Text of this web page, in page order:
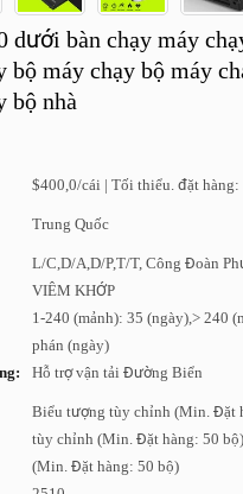
dưới bàn chạy máy
bộ máy chạy bộ máy
bộ nhà
$400,0/cái | Tối thiểu. đặt hàng:
Trung Quốc
L/C,D/A,D/P,T/T, Công Đoàn
VIÊM KHỚP
1-240 (mảnh): 35 (ngày),> 240
phán (ngày)
Hỗ trợ vận tải Đường Biển
Biểu tượng tùy chỉnh (Min. Đặt
tùy chỉnh (Min. Đặt hàng: 50
(Min. Đặt hàng: 50 bộ)